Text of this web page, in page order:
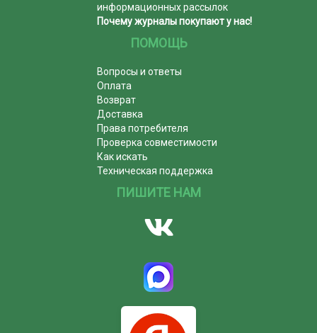
информационных рассылок
Почему журналы покупают у нас!
ПОМОЩЬ
Вопросы и ответы
Оплата
Возврат
Доставка
Права потребителя
Проверка совместимости
Как искать
Техническая поддержка
ПИШИТЕ НАМ